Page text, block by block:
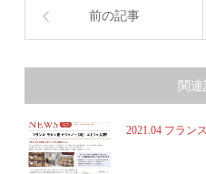
前の記事
関連
2021.04 フラン